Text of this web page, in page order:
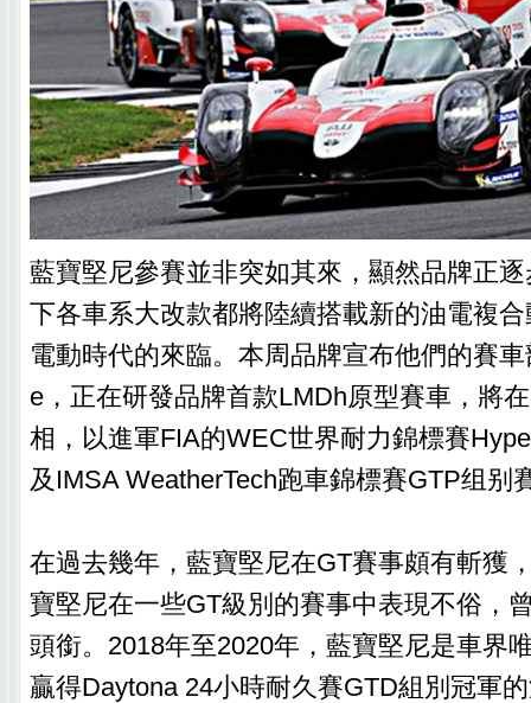
藍寶堅尼參賽並非突如其來，顯然品牌正
下各車系大改款都將陸續搭載新的油電複
電動時代的來臨。本周品牌宣布他們的賽
e，正在研發品牌首款LMDh原型賽車，將
相，以進軍FIA的WEC世界耐力錦標賽
及IMSA WeatherTech跑車錦標賽GTP组别
在過去幾年，藍寶堅尼在GT賽事頗有斬獲
寶堅尼在一些GT級別的賽事中表現不俗，
頭銜。2018年至2020年，藍寶堅尼是車界
贏得Daytona 24小時耐久賽GTD組別冠軍